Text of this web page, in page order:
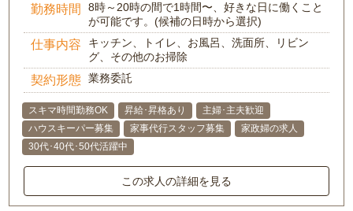
勤務時間
8時～20時の間で1時間〜、好きな日に働くこと
が可能です。(候補の日時から選択)
仕事内容
キッチン、トイレ、お風呂、洗面所、リビン
グ、その他のお掃除
契約形態 業務委託
スキマ時間勤務OK 昇給･昇格あり
主婦･主夫歓迎
ハウスキーパー募集
家事代行スタッフ募集
家政婦の求人
30代･40代･50代活躍中
この求人の詳細を見る